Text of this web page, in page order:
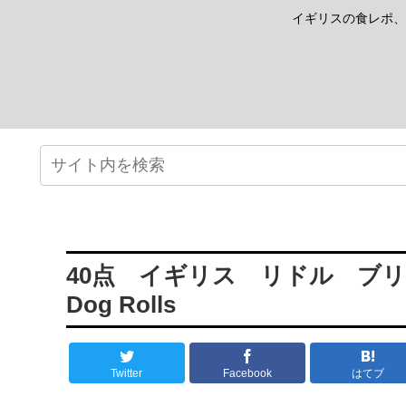
イギリスの食レポ
40点 イギリス リドル ブリ
Dog Rolls
Twitter Facebook はてブ